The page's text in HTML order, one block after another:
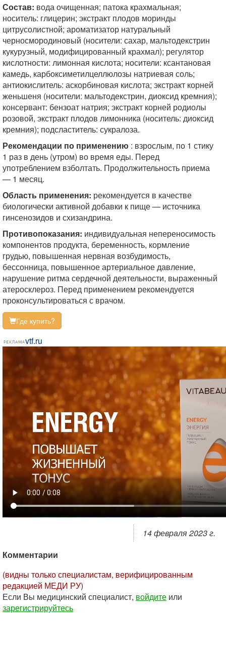
Состав: вода очищенная; патока крахмальная;
носитель: глицерин; экстракт плодов моринды
цитрусолистной; ароматизатор натуральный
черносмородиновый (носители: сахар, мальтодекстрин
кукурузный, модифицированный крахмал); регулятор
кислотности: лимонная кислота; носители: ксантановая
камедь, карбоксиметилцеллюлозы натриевая соль;
антиокислитель: аскорбиновая кислота; экстракт корней
женьшеня (носители: мальтодекстрин, диоксид кремния);
консервант: бензоат натрия; экстракт корней родиолы
розовой, экстракт плодов лимонника (носитель: диоксид
кремния); подсластитель: сукралоза.
Рекомендации по применению : взрослым, по 1 стику
1 раз в день (утром) во время еды. Перед
употреблением взболтать. Продолжительность приема
— 1 месяц.
Область применения: рекомендуется в качестве
биологически активной добавки к пище — источника
гинсенозидов и схизандрина.
Противопоказания: индивидуальная непереносимость
компонентов продукта, беременность, кормление
грудью, повышенная нервная возбудимость,
бессонница, повышенное артериальное давление,
нарушение ритма сердечной деятельности, выраженный
атеросклероз. Перед применением рекомендуется
проконсультироваться с врачом.
Где купить?
vtf.ru
14 февраля 2023 г.
Комментарии
(видны только специалистам, верифицированным
редакцией МЕДИ РУ)
Если Вы медицинский специалист, войдите или
зарегистрируйтесь